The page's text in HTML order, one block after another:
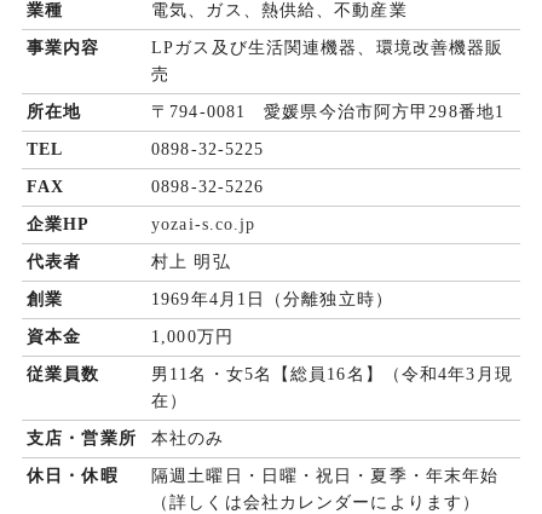
業種 電気、ガス、熱供給、不動産業
事業内容
LPガス及び生活関連機器、環境改善機器販
売
所在地 〒794-0081 愛媛県今治市阿方甲298番地1
TEL 0898-32-5225
FAX 0898-32-5226
企業HP yozai-s.co.jp
代表者 村上 明弘
創業 1969年4月1日（分離独立時）
資本金 1,000万円
従業員数
男11名・女5名【総員16名】（令和4年3月現
在）
支店・営業所 本社のみ
休日・休暇
隔週土曜日・日曜・祝日・夏季・年末年始
（詳しくは会社カレンダーによります）